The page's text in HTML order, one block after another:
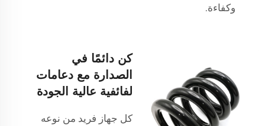
وكفاءة.
كن دائمًا في
الصدارة مع دعامات
لفائفية عالية الجودة
كل جهاز فريد من نوعه